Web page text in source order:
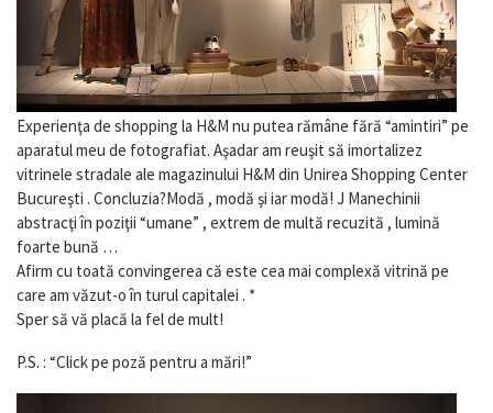
Experienţa de shopping la H&M nu putea rămâne fără “amintiri” pe
aparatul meu de fotografiat. Aşadar am reuşit să imortalizez
vitrinele stradale ale magazinului H&M din Unirea Shopping Center
Bucureşti . Concluzia?Modă , modă şi iar modă! J Manechinii
abstracţi în poziţii “umane” , extrem de multă recuzită , lumină
foarte bună …
Afirm cu toată convingerea că este cea mai complexă vitrină pe
care am văzut-o în turul capitalei . *
Sper să vă placă la fel de mult!
P.S. : “Click pe poză pentru a mări!”